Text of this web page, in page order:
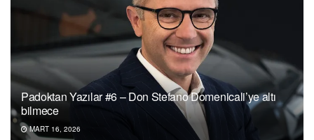
Padoktan Yazılar #6 – Don Stefano Domenicali’ye altı
bilmece
MART 16, 2026